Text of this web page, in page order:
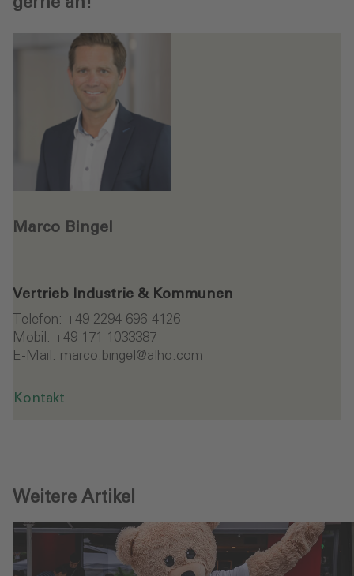
Marco Bingel
Vertrieb Industrie & Kommunen
Telefon: +49 2294 696-4126
Mobil: +49 171 1033387
E-Mail: marco.bingel @alho.com
Kontakt
Weitere Artikel